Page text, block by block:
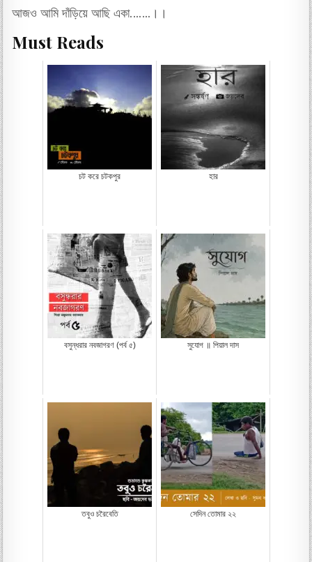
আজও আমি দাঁড়িয়ে আছি একা…….।।
Must Reads
চট করে চটকপুর হার
বসুন্ধরার নবজাগরণ (পর্ব ৫) সুযোগ ॥ পিয়াল দাস
তবুও চরৈবেতি সেদিন তোমার ২২